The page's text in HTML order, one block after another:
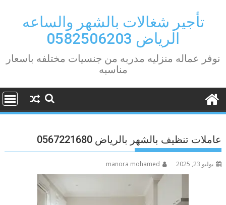
contentتأجير شغالات بالشهر والساعه
الرياض 0582506203
نوفر عماله منزليه مدربه من جنسيات مختلفه باسعار
مناسبه
عاملات تنظيف بالشهر بالرياض 0567221680
يوليو 23, 2025 manora mohamed